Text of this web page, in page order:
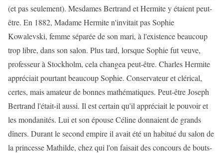
(et pas seulement). Mesdames Bertrand et Hermite y étaient peut-
être. En 1882, Madame Hermite n'invitait pas Sophie
Kowalevski, femme séparée de son mari, à l'existence beaucoup
trop libre, dans son salon. Plus tard, lorsque Sophie fut veuve,
professeur à Stockholm, cela changea peut-être. Charles Hermite
appréciait pourtant beaucoup Sophie. Conservateur et clérical,
certes, mais amateur de bonnes mathématiques. Peut-être Joseph
Bertrand l'était-il aussi. Il est certain qu'il appréciait le pouvoir et
les mondanités. Lui et son épouse Céline donnaient de grands
dîners. Durant le second empire il avait été un habitué du salon de
la princesse Mathilde, chez qui l'on faisait des concours de bouts-